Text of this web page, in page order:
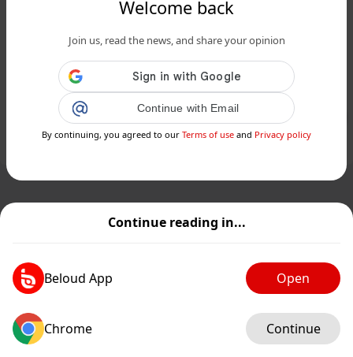
Continue reading in...
Beloud App Open
Chrome Continue
Welcome back
Join us, read the news, and share your opinion
Continue with Email
By continuing, you agreed to our Terms of use and Privacy policy
www.siciliafan.it
È impossibile non notarlo, ma quanti
sanno la sua storia? Alla scoperta di
Basiluzzo, il "...
Public Private
Add post